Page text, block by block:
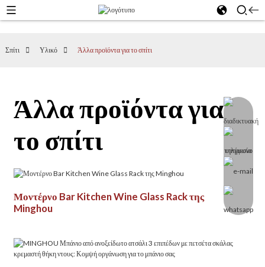
Σπίτι Υλικό Άλλα προϊόντα για το σπίτι
Άλλα προϊόντα για
το σπίτι
Μοντέρνο Bar Kitchen Wine Glass Rack της
Minghou